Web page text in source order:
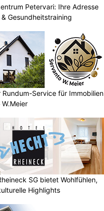
Petervari: Ihre Adresse
Gesundheitstraining
Rundum-Service für Immobilien
SG bietet Wohlfühlen,
Highlights